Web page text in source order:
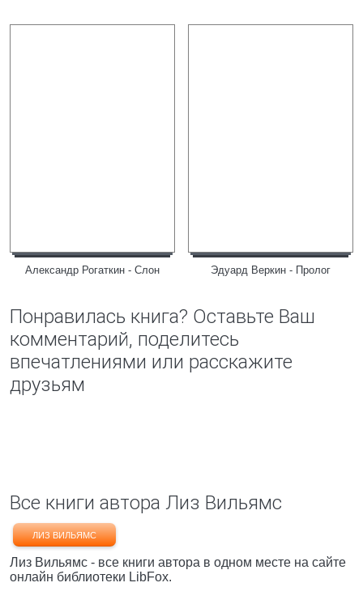
Александр Рогаткин - Слон Эдуард Веркин - Пролог
Понравилась книга? Оставьте Ваш
комментарий, поделитесь
впечатлениями или расскажите
друзьям
Все книги автора Лиз Вильямс
ЛИЗ ВИЛЬЯМС
Лиз Вильямс - все книги автора в одном месте на сайте
онлайн библиотеки LibFox.